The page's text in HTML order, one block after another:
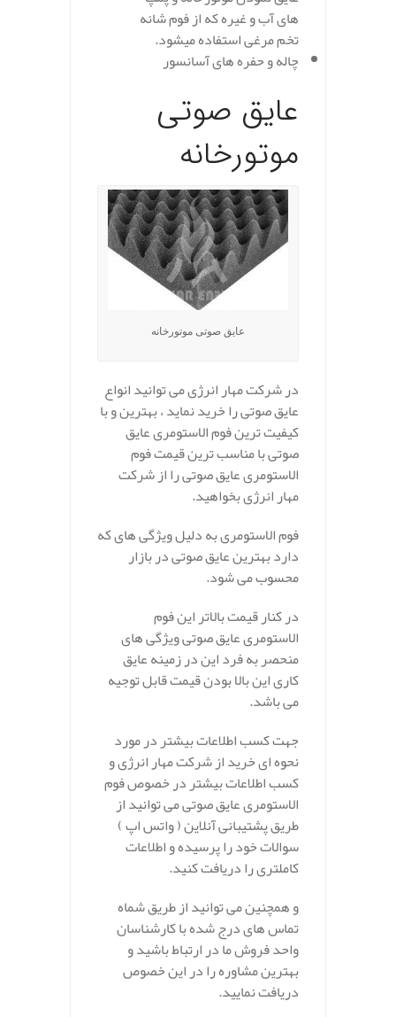
های آب و غیره که از فوم شانه
تخم مرغی استفاده میشود.
چاله و حفره های آسانسور
عایق صوتی
موتورخانه
عایق صوتی موتورخانه
در شرکت مهار انرژی می توانید انواع
عایق صوتی را خرید نماید ، بهترین و با
کیفیت ترین فوم الاستومری عایق
صوتی با مناسب ترین قیمت فوم
الاستومری عایق صوتی را از شرکت
مهار انرژی بخواهید.
فوم الاستومری به دلیل ویژگی های که
دارد بهترین عایق صوتی در بازار
محسوب می شود.
در کنار قیمت بالاتر این فوم
الاستومری عایق صوتی ویژگی های
منحصر به فرد این در زمینه عایق
کاری این بالا بودن قیمت قابل توجیه
می باشد.
جهت کسب اطلاعات بیشتر در مورد
نحوه ای خرید از شرکت مهار انرژی و
کسب اطلاعات بیشتر در خصوص فوم
الاستومری عایق صوتی می توانید از
طریق پشتیبانی آنلاین ( واتس اپ )
سوالات خود را پرسیده و اطلاعات
کاملتری را دریافت کنید.
و همچنین می توانید از طریق شماه
تماس های درج شده با کارشناسان
واحد فروش ما در ارتباط باشید و
بهترین مشاوره را در این خصوص
دریافت نمایید.